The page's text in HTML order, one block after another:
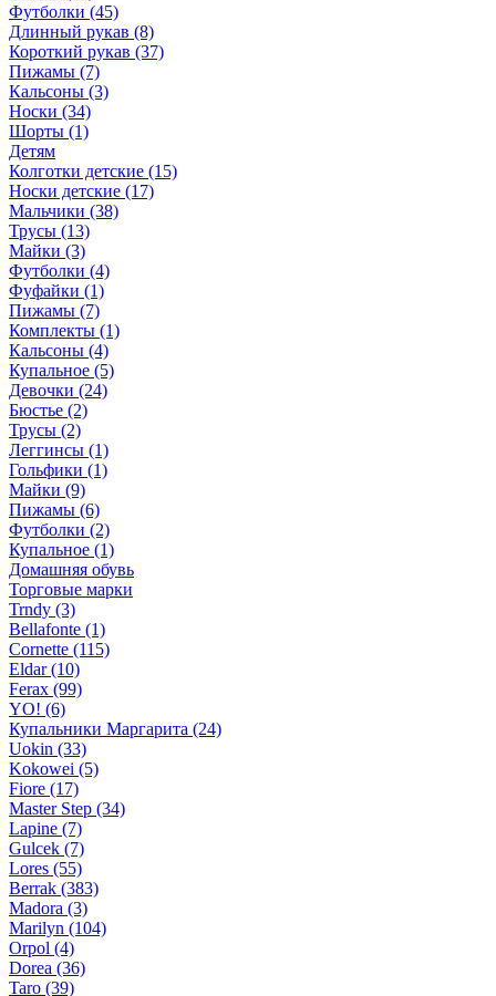
Футболки (45)
Длинный рукав (8)
Короткий рукав (37)
Пижамы (7)
Кальсоны (3)
Носки (34)
Шорты (1)
Детям
Колготки детские (15)
Носки детские (17)
Мальчики (38)
Трусы (13)
Майки (3)
Футболки (4)
Фуфайки (1)
Пижамы (7)
Комплекты (1)
Кальсоны (4)
Купальное (5)
Девочки (24)
Бюстье (2)
Трусы (2)
Леггинсы (1)
Гольфики (1)
Майки (9)
Пижамы (6)
Футболки (2)
Купальное (1)
Домашняя обувь
Торговые марки
Trndy (3)
Bellafonte (1)
Cornette (115)
Eldar (10)
Ferax (99)
YO! (6)
Купальники Маргарита (24)
Uokin (33)
Kokowei (5)
Fiore (17)
Master Step (34)
Lapine (7)
Gulcek (7)
Lores (55)
Berrak (383)
Madora (3)
Marilyn (104)
Orpol (4)
Dorea (36)
Taro (39)